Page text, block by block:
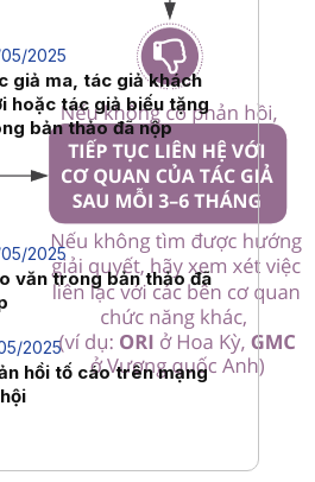
2025
giả ma, tác giả khách
hoặc tác giả biếu tặng
bản thảo đã nộp
2025
văn trong bản thảo đã
2025
hồi tố cáo trên mạng